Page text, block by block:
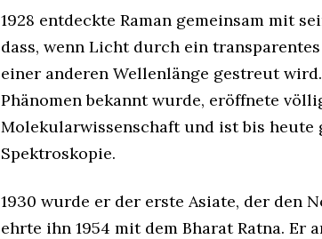
1928 entdeckte Raman gemeinsam mit
dass, wenn Licht durch ein
einer anderen Wellenlänge gestreut
Phänomen bekannt wurde, eröffnete
Molekularwissenschaft und ist bis heute
Spektroskopie.
1930 wurde er der erste Asiate, der den
ehrte ihn 1954 mit dem Bharat Ratna. Er